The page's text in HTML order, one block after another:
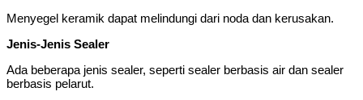
Menyegel keramik dapat melindungi dari noda dan kerusakan.
Jenis-Jenis Sealer
Ada beberapa jenis sealer, seperti sealer berbasis air dan sealer
berbasis pelarut.